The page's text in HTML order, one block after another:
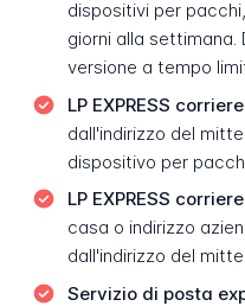
dispositivi per
giorni alla settimana.
versione a tempo
LP EXPRESS
dall'indirizzo del
dispositivo per
LP EXPRESS
casa o indirizzo
dall'indirizzo del
Servizio di posta